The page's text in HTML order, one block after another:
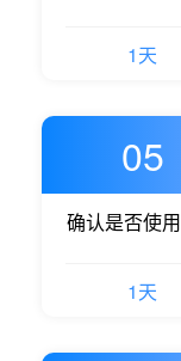
1天
05
确认是否使
1天